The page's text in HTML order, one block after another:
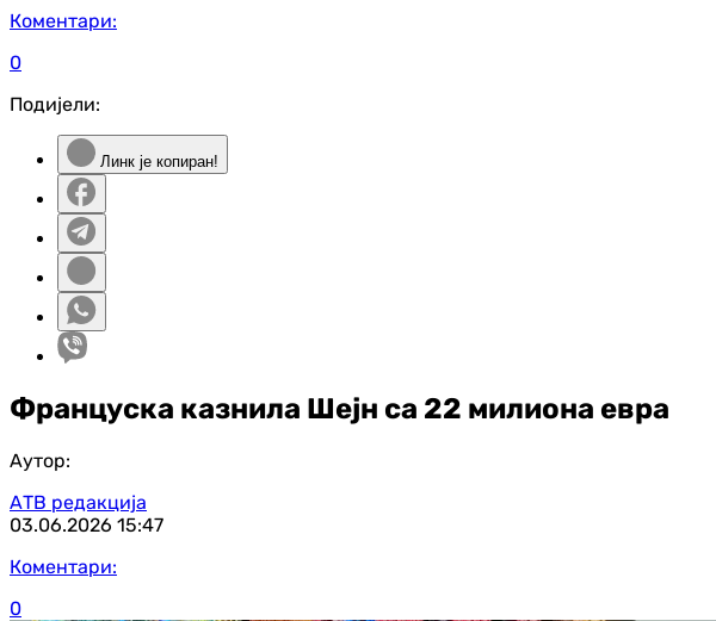
Коментари:
0
Подијели:
Линк је копиран!
Француска казнила Шејн са 22 милиона евра
Аутор:
АТВ редакција
03.06.2026 15:47
Коментари:
0